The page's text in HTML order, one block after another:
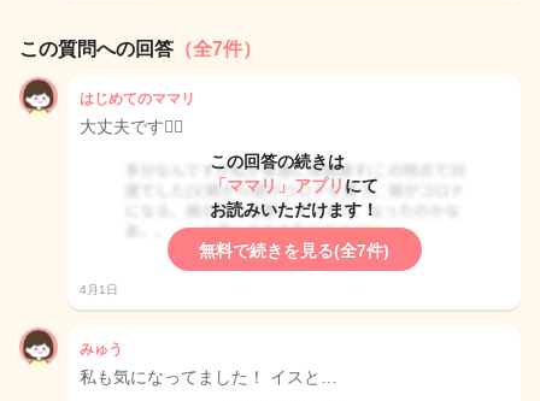
この質問への回答 （全7件）
はじめてのママリ
大丈夫です🙆‍♀️
この回答の続きは
「ママリ」アプリ にて
お読みいただけます！
無料で続きを見る(全7件)
4月1日
みゅう
私も気になってました！ イスと…